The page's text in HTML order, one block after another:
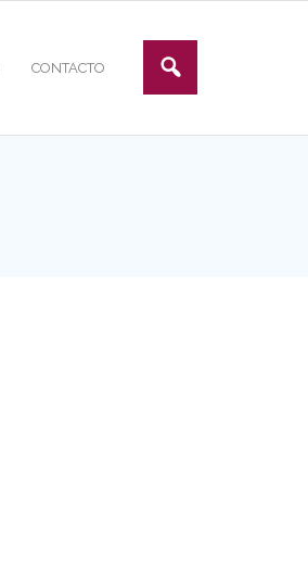
CONTACTO